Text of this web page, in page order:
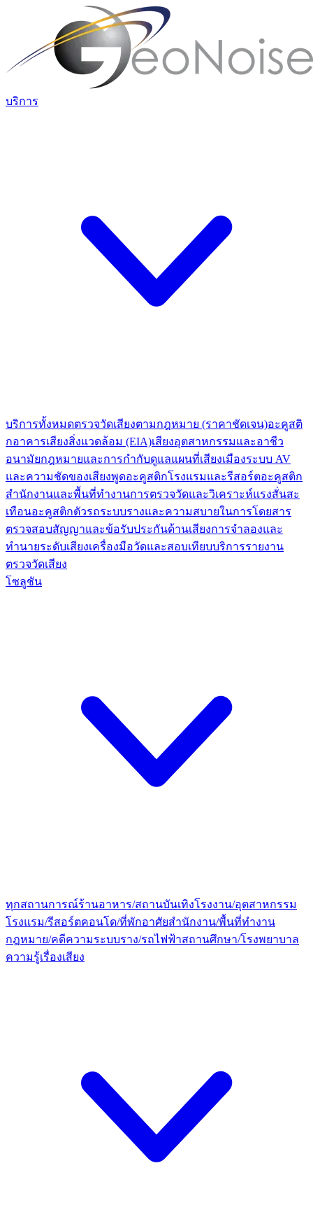
บริการ
บริการทั้งหมดตรวจวัดเสียงตามกฎหมาย (ราคาชัดเจน)อะคูสติ
กอาคารเสียงสิ่งแวดล้อม (EIA)เสียงอุตสาหกรรมและอาชีว
อนามัยกฎหมายและการกำกับดูแลแผนที่เสียงเมืองระบบ AV
และความชัดของเสียงพูดอะคูสติกโรงแรมและรีสอร์ตอะคูสติก
สำนักงานและพื้นที่ทำงานการตรวจวัดและวิเคราะห์แรงสั่นสะ
เทือนอะคูสติกตัวรถระบบรางและความสบายในการโดยสาร
ตรวจสอบสัญญาและข้อรับประกันด้านเสียงการจำลองและ
ทำนายระดับเสียงเครื่องมือวัดและสอบเทียบบริการรายงาน
ตรวจวัดเสียง
โซลูชัน
ทุกสถานการณ์ร้านอาหาร/สถานบันเทิงโรงงาน/อุตสาหกรรม
โรงแรม/รีสอร์ตคอนโด/ที่พักอาศัยสำนักงาน/พื้นที่ทำงาน
กฎหมาย/คดีความระบบราง/รถไฟฟ้าสถานศึกษา/โรงพยาบาล
ความรู้เรื่องเสียง